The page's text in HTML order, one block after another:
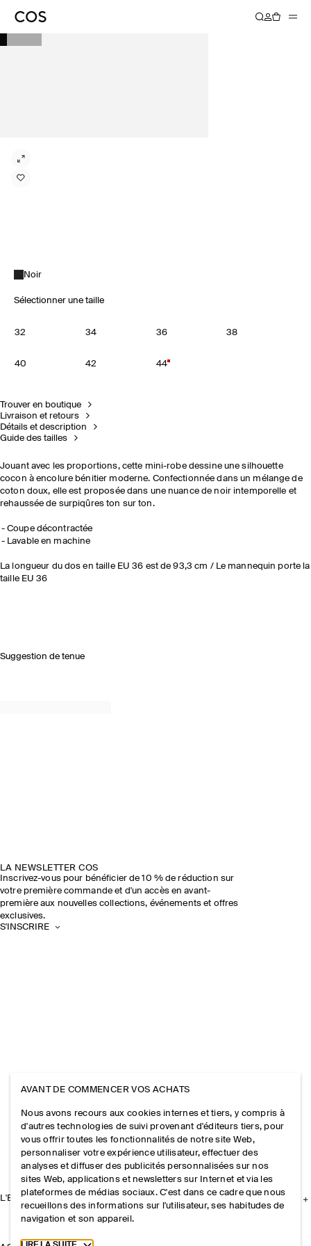
Noir
Sélectionner une taille
32 34 36 38
40 42 44
Trouver en boutique
Livraison et retours
Détails et description
Guide des tailles
Jouant avec les proportions, cette mini-robe dessine une silhouette
cocon à encolure bénitier moderne. Confectionnée dans un mélange de
coton doux, elle est proposée dans une nuance de noir intemporelle et
rehaussée de surpiqûres ton sur ton.
Coupe décontractée
Lavable en machine
La longueur du dos en taille EU 36 est de 93,3 cm / Le mannequin porte la
taille EU 36
Suggestion de tenue
LA NEWSLETTER COS
Inscrivez-vous pour bénéficier de 10 % de réduction sur
votre première commande et d'un accès en avant-
première aux nouvelles collections, événements et offres
exclusives.
S'INSCRIRE
L'ENTREPRISE
AVANT DE COMMENCER VOS ACHATS
Nous avons recours aux cookies internes et tiers, y compris à
d'autres technologies de suivi provenant d'éditeurs tiers, pour
vous offrir toutes les fonctionnalités de notre site Web,
personnaliser votre expérience utilisateur, effectuer des
analyses et diffuser des publicités personnalisées sur nos
sites Web, applications et newsletters sur Internet et via les
plateformes de médias sociaux. C'est dans ce cadre que nous
recueillons des informations sur l'utilisateur, ses habitudes de
navigation et son appareil.